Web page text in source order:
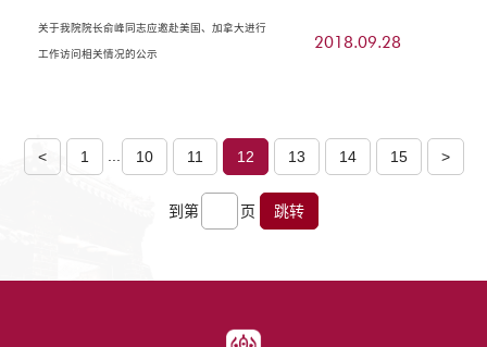
关于我院院长俞峰同志应邀赴美国、加拿大进行
工作访问相关情况的公示
2018.09.28
< 1 10 11 12 13 14 15 >
到第 页 跳转